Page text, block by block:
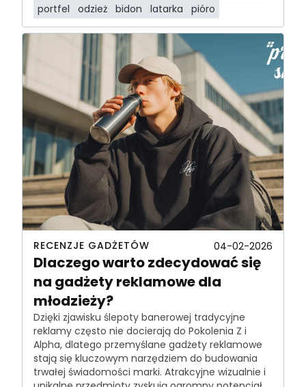
portfel
odzież bidon latarka pióro
RECENZJE GADŻETÓW 04-02-2026
Dlaczego warto zdecydować się
na gadżety reklamowe dla
młodzieży?
Dzięki zjawisku ślepoty banerowej tradycyjne
reklamy często nie docierają do Pokolenia Z i
Alpha, dlatego przemyślane gadżety reklamowe
stają się kluczowym narzędziem do budowania
trwałej świadomości marki. Atrakcyjne wizualnie i